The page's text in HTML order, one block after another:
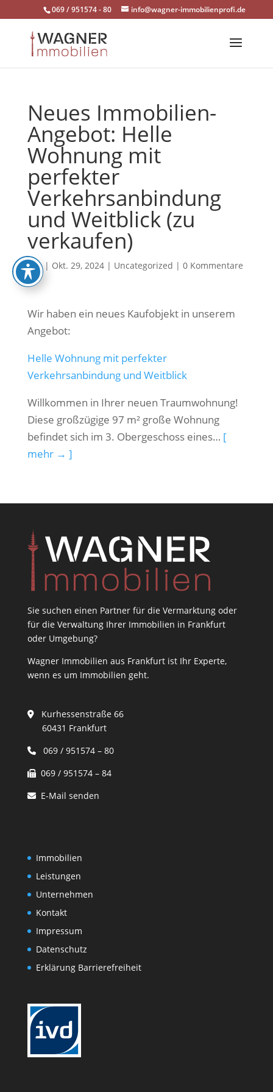
to
content
069 / 951574 - 80 info@wagner-immobilienprofi.de
Neues Immobilien-
Angebot: Helle
Wohnung mit
perfekter
Verkehrsanbindung
und Weitblick (zu
verkaufen)
von | Okt. 29, 2024| Uncategorized | 0 Kommentare
Wir haben ein neues Kaufobjekt in unserem
Angebot:
Helle Wohnung mit perfekter
Verkehrsanbindung und Weitblick
Willkommen in Ihrer neuen Traumwohnung!
Diese großzügige 97 m² große Wohnung
befindet sich im 3. Obergeschoss eines… [
mehr → ]
Sie suchen einen Partner für die Vermarktung oder
für die Verwaltung Ihrer Immobilien in Frankfurt
oder Umgebung?
Wagner Immobilien aus Frankfurt ist Ihr Experte,
wenn es um Immobilien geht.
Kurhessenstraße 66
60431 Frankfurt
069 / 951574 – 80
069 / 951574 – 84
E-Mail senden
Immobilien
Leistungen
Unternehmen
Kontakt
Impressum
Datenschutz
Erklärung Barrierefreiheit